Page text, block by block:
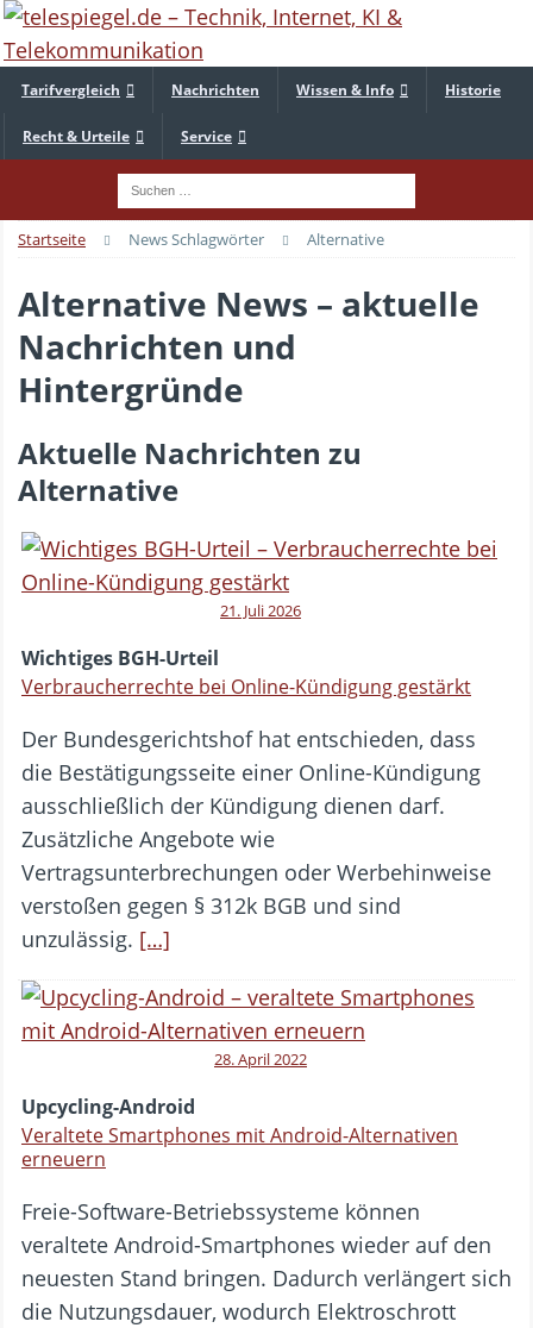
Tarifvergleich Nachrichten Wissen & Info Historie
Recht & Urteile Service
Startseite News Schlagwörter Alternative
Alternative News – aktuelle
Nachrichten und
Hintergründe
Aktuelle Nachrichten zu
Alternative
21. Juli 2026
Wichtiges BGH-Urteil
Verbraucherrechte bei Online-Kündigung gestärkt
Der Bundesgerichtshof hat entschieden, dass
die Bestätigungsseite einer Online-Kündigung
ausschließlich der Kündigung dienen darf.
Zusätzliche Angebote wie
Vertragsunterbrechungen oder Werbehinweise
verstoßen gegen § 312k BGB und sind
unzulässig. […]
28. April 2022
Upcycling-Android
Veraltete Smartphones mit Android-Alternativen
erneuern
Freie-Software-Betriebssysteme können
veraltete Android-Smartphones wieder auf den
neuesten Stand bringen. Dadurch verlängert sich
die Nutzungsdauer, wodurch Elektroschrott